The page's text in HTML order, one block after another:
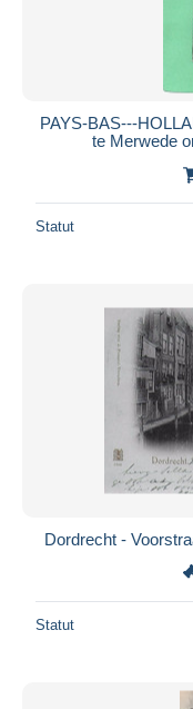
PAYS-BAS---
te Merwede
Statut
Dordrecht -
Statut